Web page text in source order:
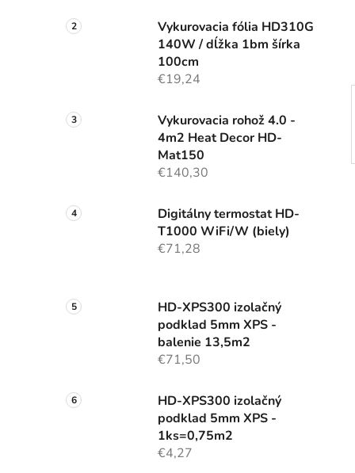
e
l
Vykurovacia fólia HD310G
140W / dĺžka 1bm šírka
100cm
€19,24
Vykurovacia rohož 4.0 -
4m2 Heat Decor HD-
Mat150
€140,30
Digitálny termostat HD-
T1000 WiFi/W (biely)
€71,28
HD-XPS300 izolačný
podklad 5mm XPS -
balenie 13,5m2
€71,50
HD-XPS300 izolačný
podklad 5mm XPS -
1ks=0,75m2
€4,27